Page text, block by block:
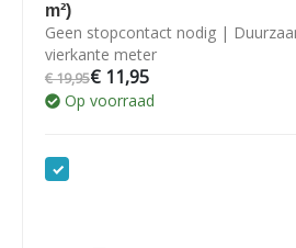
m²)
Geen stopcontact nodig |
vierkante meter
€19,95€ 11,95
Op voorraad